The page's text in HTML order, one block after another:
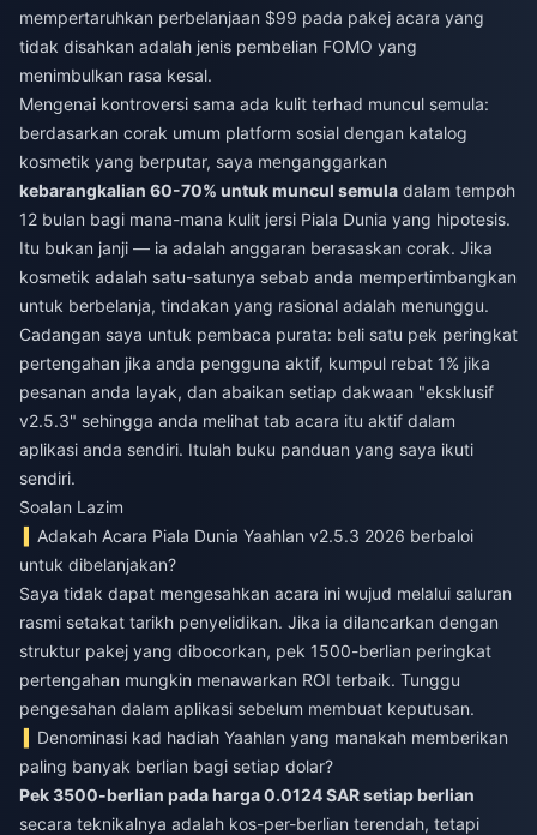
mempertaruhkan perbelanjaan $99 pada pakej acara yang
tidak disahkan adalah jenis pembelian FOMO yang
menimbulkan rasa kesal.
Mengenai kontroversi sama ada kulit terhad muncul semula:
berdasarkan corak umum platform sosial dengan katalog
kosmetik yang berputar, saya menganggarkan
kebarangkalian 60-70% untuk muncul semula dalam tempoh
12 bulan bagi mana-mana kulit jersi Piala Dunia yang hipotesis.
Itu bukan janji — ia adalah anggaran berasaskan corak. Jika
kosmetik adalah satu-satunya sebab anda mempertimbangkan
untuk berbelanja, tindakan yang rasional adalah menunggu.
Cadangan saya untuk pembaca purata: beli satu pek peringkat
pertengahan jika anda pengguna aktif, kumpul rebat 1% jika
pesanan anda layak, dan abaikan setiap dakwaan "eksklusif
v2.5.3" sehingga anda melihat tab acara itu aktif dalam
aplikasi anda sendiri. Itulah buku panduan yang saya ikuti
sendiri.
Soalan Lazim
Adakah Acara Piala Dunia Yaahlan v2.5.3 2026 berbaloi
untuk dibelanjakan?
Saya tidak dapat mengesahkan acara ini wujud melalui saluran
rasmi setakat tarikh penyelidikan. Jika ia dilancarkan dengan
struktur pakej yang dibocorkan, pek 1500-berlian peringkat
pertengahan mungkin menawarkan ROI terbaik. Tunggu
pengesahan dalam aplikasi sebelum membuat keputusan.
Denominasi kad hadiah Yaahlan yang manakah memberikan
paling banyak berlian bagi setiap dolar?
Pek 3500-berlian pada harga 0.0124 SAR setiap berlian
secara teknikalnya adalah kos-per-berlian terendah, tetapi